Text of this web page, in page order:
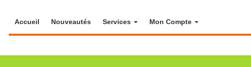
Accueil Nouveautés Services Mon Compte